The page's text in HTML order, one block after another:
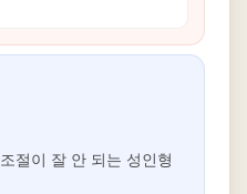
절이 잘 안 되는 성인형